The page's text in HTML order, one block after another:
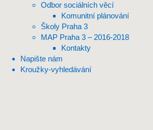
Odbor sociálních věcí
Komunitní plánování
Školy Praha 3
MAP Praha 3 – 2016-2018
Kontakty
Napište nám
Kroužky-vyhledávání